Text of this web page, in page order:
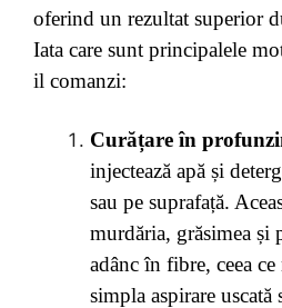
oferind un rezultat superior
Iata care sunt principalele
il comanzi:
Curățare în
injectează apă și
sau pe suprafață.
murdăria, grăsimea și
adânc în fibre, ceea
simpla aspirare uscată